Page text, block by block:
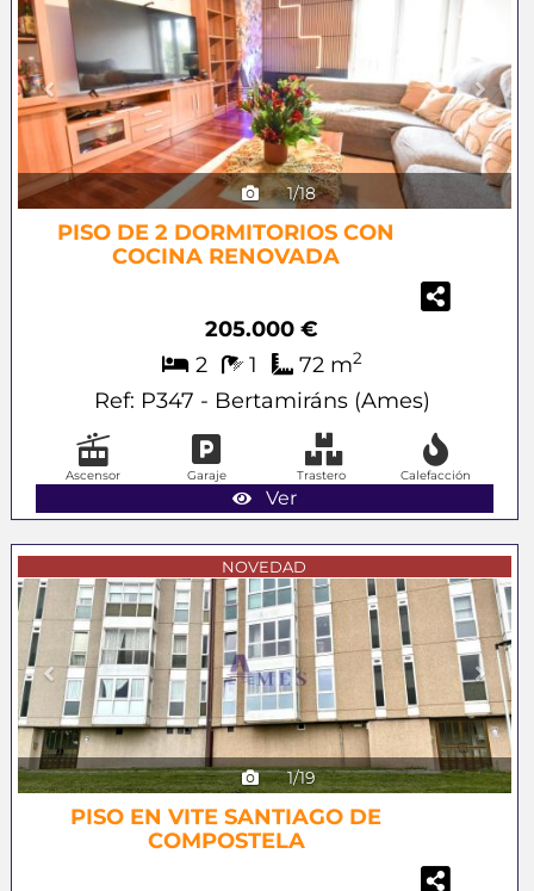
1/18
PISO DE 2 DORMITORIOS CON
COCINA RENOVADA
205.000 €
2
1 72 m2
Ref: P347 - Bertamiráns (Ames)
Ver
Ascensor Garaje Trastero Calefacción
NOVEDAD
1/19
PISO EN VITE SANTIAGO DE
COMPOSTELA